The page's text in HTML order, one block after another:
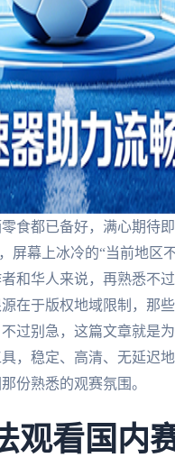
食都已备好，满心期待
屏幕上冰冷的“当前地区
和华人来说，再熟悉不
在于版权地域限制，那
过别急，这篇文章就是
，稳定、高清、无延迟
份熟悉的观赛氛围。
观看国内